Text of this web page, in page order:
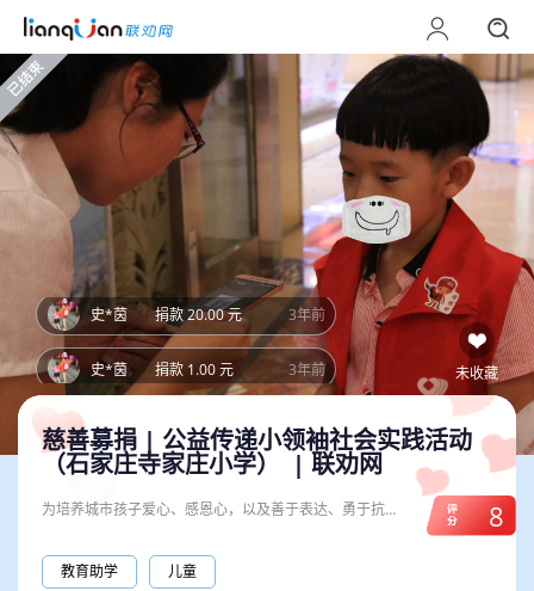
?*?
育* 捐款 10.00 元 3年前
捐款 10.00 元 3年前
?*? 捐款 5.00 元 3年前
史*茵 捐款 20.00 元 3年前
史*茵 捐款 1.00 元 3年前
王*墨 捐款 75.00 元 3年前
爱心人士 捐款 0.10 元 3年前
阳*路
未收藏
慈善募捐 | 公益传递小领袖社会实践活动
（石家庄寺家庄小学） | 联劝网
为培养城市孩子爱心、感恩心，以及善于表达、勇于抗
活动已陪伴我们5年的时间，有超过千余名少年儿童报名
8
教育助学 儿童